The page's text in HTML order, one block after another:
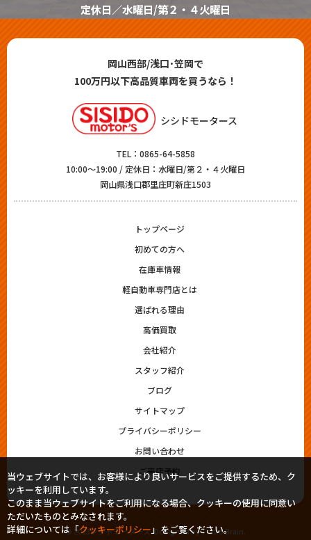
定休日／水曜日/第２・４火曜日
岡山西部/浅口･笠岡で
100万円以下高品質車両を買うなら！
シシドモータース
TEL： 0865-64-5858
10:00～19:00 / 定休日：水曜日/第２・４火曜日
岡山県浅口郡里庄町新庄1503
トップページ
初めての方へ
在庫車情報
軽自動車専門店とは
選ばれる理由
高価買取
会社紹介
スタッフ紹介
ブログ
サイトマップ
プライバシーポリシー
お問い合わせ
ご来店予約
© 2023シシドモータース. Designed byTratto Brain.
当ウェブサイトでは、お客様により良いサービスをご提供するため、ク
ッキーを利用しています。
このまま当ウェブサイトをご利用になる場合、クッキーの使用に同意い
ただいたものとみなされます。
詳細については「クッキーポリシー」をご覧ください。